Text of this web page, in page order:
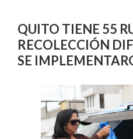
QUITO TIENE 55
RECOLECCIÓN
SE